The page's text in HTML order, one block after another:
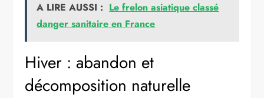
A LIRE AUSSI : Le frelon asiatique classé
danger sanitaire en France
Hiver : abandon et
décomposition naturelle